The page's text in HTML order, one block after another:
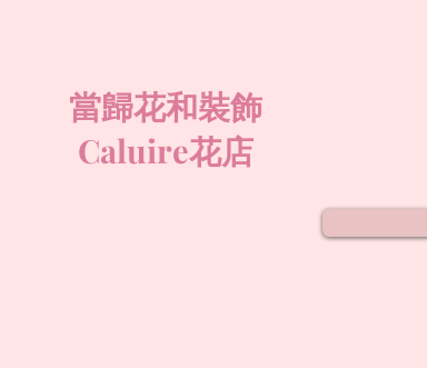
當歸花和裝飾
Caluire花店